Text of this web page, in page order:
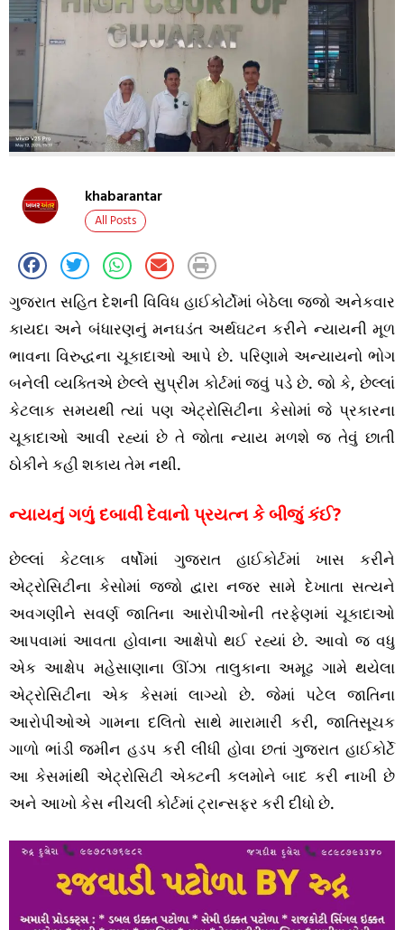
khabarantar
All Posts
ગુજરાત સહિત દેશની વિવિધ હાઈકોર્ટોમાં બેઠેલા જજો અનેકવાર
કાયદા અને બંધારણનું મનઘડંત અર્થઘટન કરીને ન્યાયની મૂળ
ભાવના વિરુદ્ધના ચૂકાદાઓ આપે છે. પરિણામે અન્યાયનો ભોગ
બનેલી વ્યક્તિએ છેલ્લે સુપ્રીમ કોર્ટમાં જવું પડે છે. જો કે, છેલ્લાં
કેટલાક સમયથી ત્યાં પણ એટ્રોસિટીના કેસોમાં જે પ્રકારના
ચૂકાદાઓ આવી રહ્યાં છે તે જોતા ન્યાય મળશે જ તેવું છાતી
ઠોકીને કહી શકાય તેમ નથી.
ન્યાયનું ગળું દબાવી દેવાનો પ્રયત્ન કે બીજું કંઈ?
છેલ્લાં કેટલાક વર્ષોમાં ગુજરાત હાઈકોર્ટમાં ખાસ કરીને
એટ્રોસિટીના કેસોમાં જજો દ્વારા નજર સામે દેખાતા સત્યને
અવગણીને સવર્ણ જાતિના આરોપીઓની તરફેણમાં ચૂકાદાઓ
આપવામાં આવતા હોવાના આક્ષેપો થઈ રહ્યાં છે. આવો જ વધુ
એક આક્ષેપ મહેસાણાના ઊંઝા તાલુકાના અમૂઢ ગામે થયેલા
એટ્રોસિટીના એક કેસમાં લાગ્યો છે. જેમાં પટેલ જાતિના
આરોપીઓએ ગામના દલિતો સાથે મારામારી કરી, જાતિસૂચક
ગાળો ભાંડી જમીન હડપ કરી લીધી હોવા છતાં ગુજરાત હાઈકોર્ટે
આ કેસમાંથી એટ્રોસિટી એક્ટની કલમોને બાદ કરી નાખી છે
અને આખો કેસ નીચલી કોર્ટમાં ટ્રાન્સફર કરી દીધો છે.